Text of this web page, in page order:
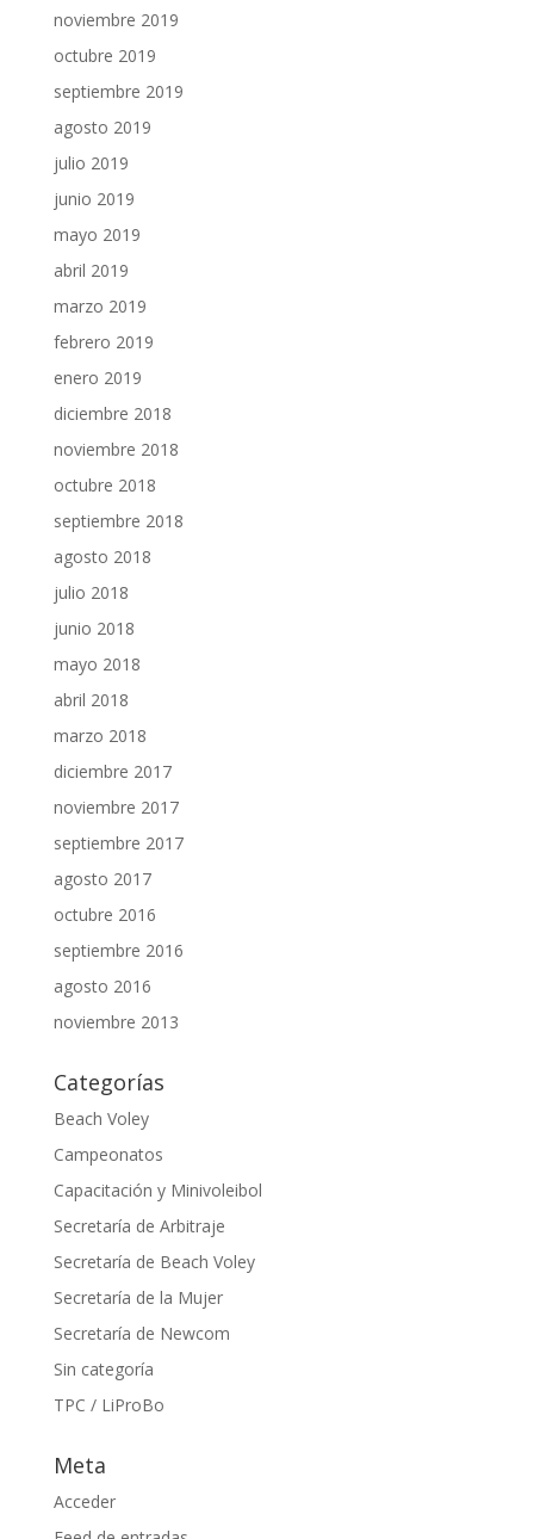
noviembre 2019
octubre 2019
septiembre 2019
agosto 2019
julio 2019
junio 2019
mayo 2019
abril 2019
marzo 2019
febrero 2019
enero 2019
diciembre 2018
noviembre 2018
octubre 2018
septiembre 2018
agosto 2018
julio 2018
junio 2018
mayo 2018
abril 2018
marzo 2018
diciembre 2017
noviembre 2017
septiembre 2017
agosto 2017
octubre 2016
septiembre 2016
agosto 2016
noviembre 2013
Categorías
Beach Voley
Campeonatos
Capacitación y Minivoleibol
Secretaría de Arbitraje
Secretaría de Beach Voley
Secretaría de la Mujer
Secretaría de Newcom
Sin categoría
TPC / LiProBo
Meta
Acceder